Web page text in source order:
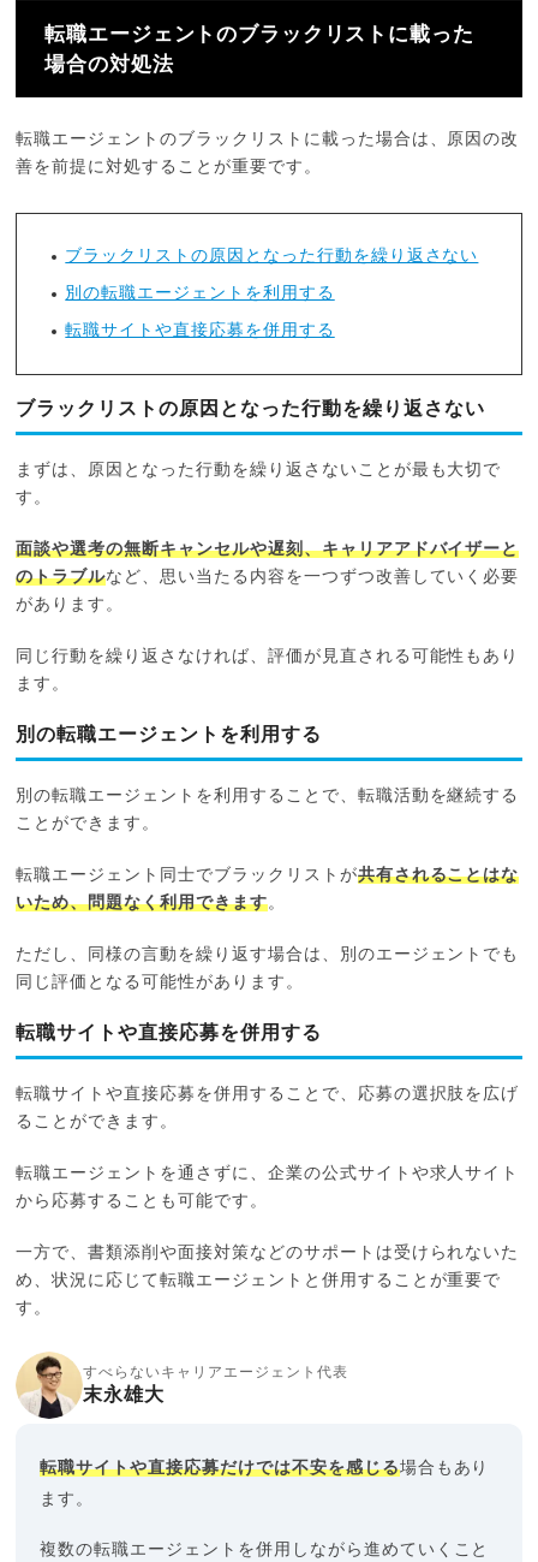
転職エージェントのブラックリストに載った
場合の対処法
転職エージェントのブラックリストに載った場合は、原因の改
善を前提に対処することが重要です。
ブラックリストの原因となった行動を繰り返さない
別の転職エージェントを利用する
転職サイトや直接応募を併用する
ブラックリストの原因となった行動を繰り返さない
まずは、原因となった行動を繰り返さないことが最も大切で
す。
面談や選考の無断キャンセルや遅刻、キャリアアドバイザーと
のトラブルなど、思い当たる内容を一つずつ改善していく必要
があります。
同じ行動を繰り返さなければ、評価が見直される可能性もあり
ます。
別の転職エージェントを利用する
別の転職エージェントを利用することで、転職活動を継続する
ことができます。
転職エージェント同士でブラックリストが共有されることはな
いため、問題なく利用できます。
ただし、同様の言動を繰り返す場合は、別のエージェントでも
同じ評価となる可能性があります。
転職サイトや直接応募を併用する
転職サイトや直接応募を併用することで、応募の選択肢を広げ
ることができます。
転職エージェントを通さずに、企業の公式サイトや求人サイト
から応募することも可能です。
一方で、書類添削や面接対策などのサポートは受けられないた
め、状況に応じて転職エージェントと併用することが重要で
す。
すべらないキャリアエージェント代表
末永雄大
転職サイトや直接応募だけでは不安を感じる場合もあり
ます。
複数の転職エージェントを併用しながら進めていくこと